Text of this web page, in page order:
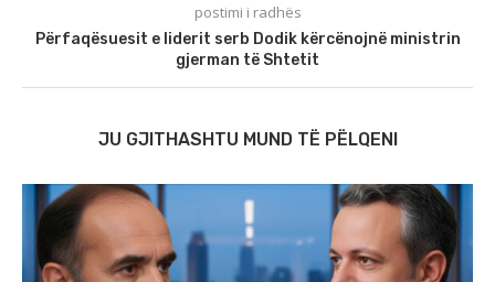
postimi i radhës
Përfaqësuesit e liderit serb Dodik kërcënojnë ministrin
gjerman të Shtetit
JU GJITHASHTU MUND TË PËLQENI